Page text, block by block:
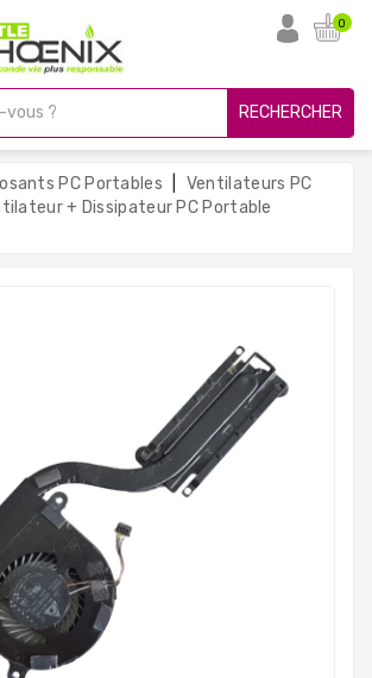
0
RECHERCHER
PC Portables
Ventilateurs PC
+ Dissipateur PC Portable